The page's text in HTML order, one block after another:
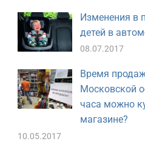
Изменения в
детей в
08.07.2017
Время
Московской
часа можно
магазине?
10.05.2017